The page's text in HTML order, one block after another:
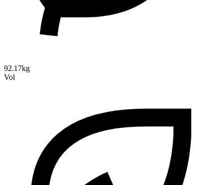
92.17kg
Vol